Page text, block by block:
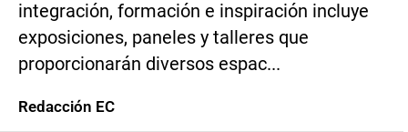
integración, formación e inspiración incluye
exposiciones, paneles y talleres que
proporcionarán diversos espac...
Redacción EC